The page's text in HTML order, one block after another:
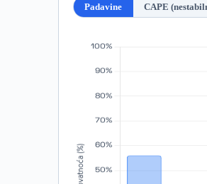
Padavine CAPE